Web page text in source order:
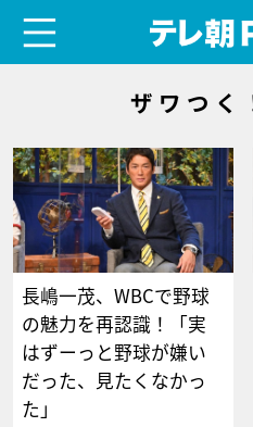
ザワつく
長嶋一茂、WBCで野球
の魅力を再認識！「実
はずーっと野球が嫌い
だった、見たくなかっ
た」